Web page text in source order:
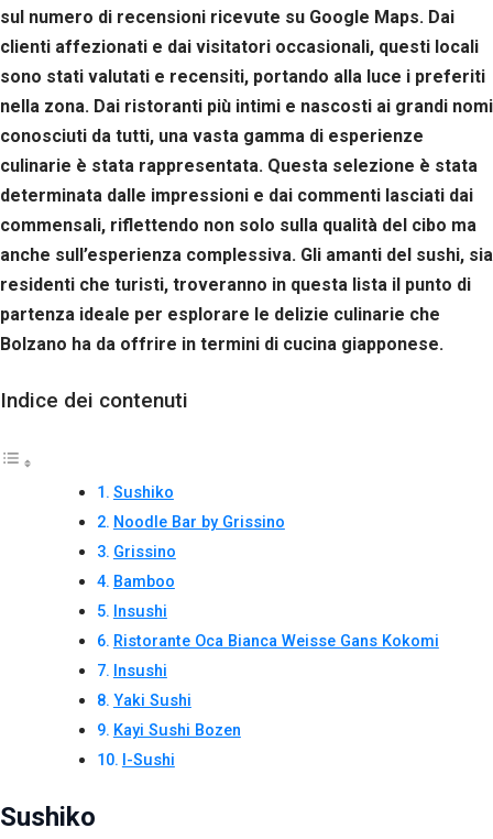
sul numero di recensioni ricevute su Google Maps. Dai
clienti affezionati e dai visitatori occasionali, questi locali
sono stati valutati e recensiti, portando alla luce i preferiti
nella zona. Dai ristoranti più intimi e nascosti ai grandi nomi
conosciuti da tutti, una vasta gamma di esperienze
culinarie è stata rappresentata. Questa selezione è stata
determinata dalle impressioni e dai commenti lasciati dai
commensali, riflettendo non solo sulla qualità del cibo ma
anche sull’esperienza complessiva. Gli amanti del sushi, sia
residenti che turisti, troveranno in questa lista il punto di
partenza ideale per esplorare le delizie culinarie che
Bolzano ha da offrire in termini di cucina giapponese.
Indice dei contenuti
Sushiko
Noodle Bar by Grissino
Grissino
Bamboo
Insushi
Ristorante Oca Bianca Weisse Gans Kokomi
Insushi
Yaki Sushi
Kayi Sushi Bozen
I-Sushi
Sushiko